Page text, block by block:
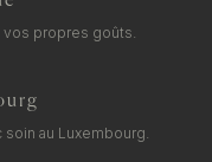
propres goûts.
au Luxembourg.